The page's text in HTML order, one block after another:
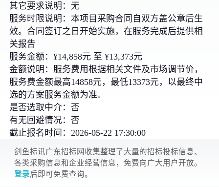
其它要求说明：无
服务时限说明：本项目采购合同自双方盖公章后生
效。合同签订之日开始实施，在服务完成后提供相
关报告
服务金额：¥14,858元 至 ¥13,373元
金额说明：服务费用根据相关文件及市场调节价，
服务费金额最高14858元，最低13373元，以最终中
选的方案服务金额为准。
是否选取中介：否
有无回避情况：否
截止报名时间：2026-05-22 17:30:00
剑鱼标讯广东招标网收集整理了大量的招标投标信息、
各类采购信息和企业经营信息，免费向广大用户开放。
登录后即可免费查询。